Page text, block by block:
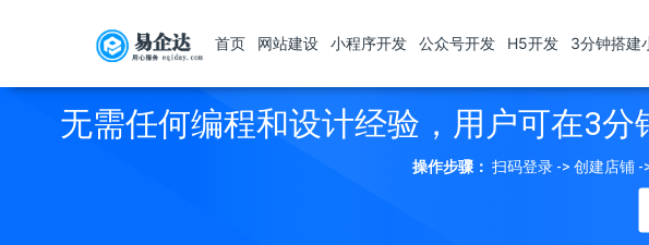
首页 网站建设 小程序开发 公众号开发 H5开发 3分钟搭建
无需任何编程和设计经验，用户可在3
操作步骤： 扫码登录 -> 创建店铺